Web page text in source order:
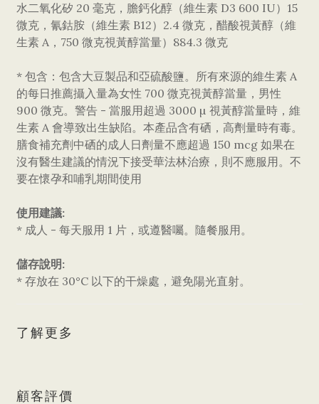
水二氧化矽 20 毫克，膽鈣化醇（維生素 D3 600 IU）15
微克，氰鈷胺（維生素 B12）2.4 微克，醋酸視黃醇（維
生素 A，750 微克視黃醇當量）884.3 微克
* 包含：包含大豆製品和亞硫酸鹽。所有來源的維生素 A
的每日推薦攝入量為女性 700 微克視黃醇當量，男性
900 微克。警告 - 當服用超過 3000 µ 視黃醇當量時，維
生素 A 會導致出生缺陷。本產品含有硒，高劑量時有毒。
膳食補充劑中硒的成人日劑量不應超過 150 mcg 如果在
沒有醫生建議的情況下接受華法林治療，則不應服用。不
要在懷孕和哺乳期間使用
使用建議:
* 成人 - 每天服用 1 片，或遵醫囑。隨餐服用。
儲存說明:
* 存放在 30°C 以下的干燥處，避免陽光直射。
了解更多
顧客評價